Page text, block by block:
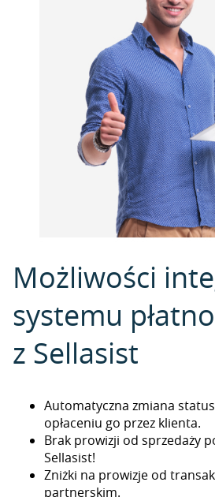
Możliwości
systemu
z Sellasist
Automatyczna zmiana
opłaceniu go przez klienta.
Brak prowizji od sprzedaży
Sellasist!
Zniżki na prowizje od
partnerskim.